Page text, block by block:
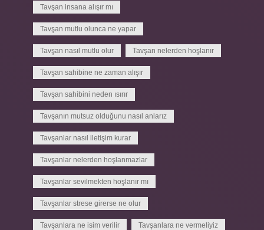
Tavşan insana alışır mı
Tavşan mutlu olunca ne yapar
Tavşan nasıl mutlu olur Tavşan nelerden hoşlanır
Tavşan sahibine ne zaman alışır
Tavşan sahibini neden ısırır
Tavşanın mutsuz olduğunu nasıl anlarız
Tavşanlar nasıl iletişim kurar
Tavşanlar nelerden hoşlanmazlar
Tavşanlar sevilmekten hoşlanır mı
Tavşanlar strese girerse ne olur
Tavşanlara ne isim verilir Tavşanlara ne vermeliyiz